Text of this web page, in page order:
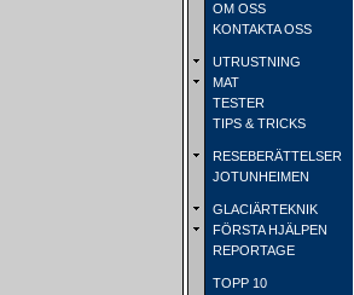
OM OSS
KONTAKTA OSS
UTRUSTNING
MAT
TESTER
TIPS & TRICKS
RESEBERÄTTELSER
JOTUNHEIMEN
GLACIÄRTEKNIK
FÖRSTA HJÄLPEN
REPORTAGE
TOPP 10